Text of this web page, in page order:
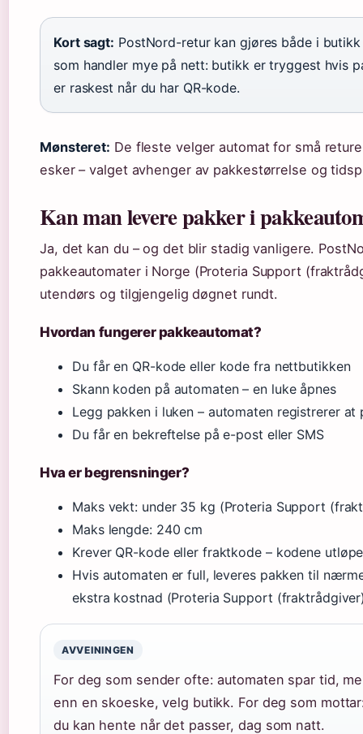
Kort sagt: PostNord-retur kan gjøres både i
som handler mye på nett: butikk er tryggest hvis
er raskest når du har QR-kode.
Mønsteret: De fleste velger automat for små
esker – valget avhenger av pakkestørrelse og
Kan man levere pakker i
Ja, det kan du – og det blir stadig vanligere.
pakkeautomater i Norge (Proteria Support
utendørs og tilgjengelig døgnet rundt.
Hvordan fungerer pakkeautomat?
Du får en QR-kode eller kode fra nettbutikken
Skann koden på automaten – en luke åpnes
Legg pakken i luken – automaten registrerer at
Du får en bekreftelse på e-post eller SMS
Hva er begrensninger?
Maks vekt: under 35 kg (Proteria Support
Maks lengde: 240 cm
Krever QR-kode eller fraktkode – kodene
Hvis automaten er full, leveres pakken til
ekstra kostnad (Proteria Support
AVVEININGEN
For deg som sender ofte: automaten spar tid,
enn en skoeske, velg butikk. For deg som
du kan hente når det passer, dag som natt.